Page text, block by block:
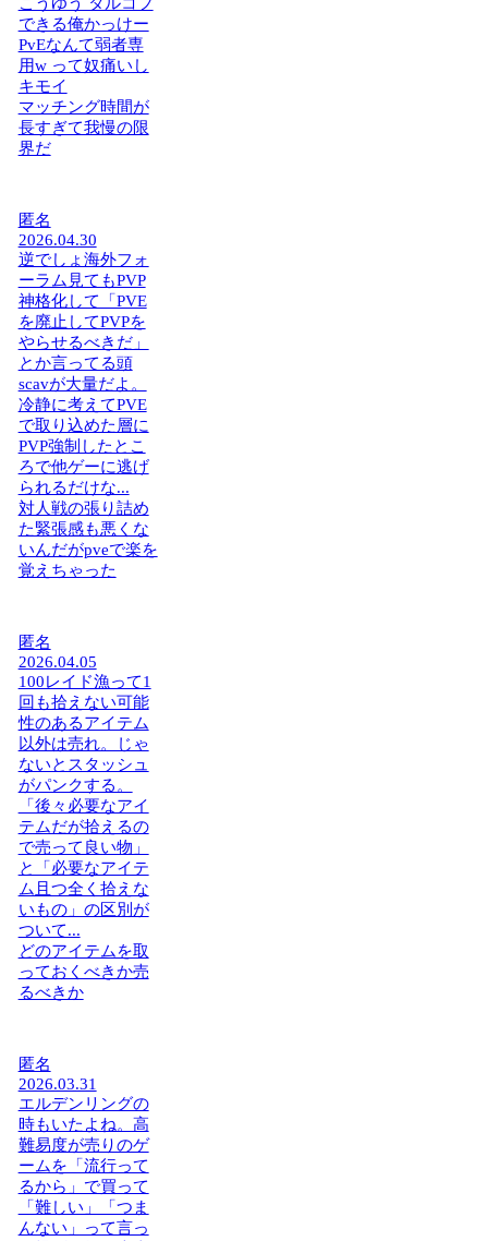
こうゆう タルコフ
できる俺かっけー
PvEなんて弱者専
用w って奴痛いし
キモイ
マッチング時間が
長すぎて我慢の限
界だ
匿名
2026.04.30
逆でしょ海外フォ
ーラム見てもPVP
神格化して「PVE
を廃止してPVPを
やらせるべきだ」
とか言ってる頭
scavが大量だよ。
冷静に考えてPVE
で取り込めた層に
PVP強制したとこ
ろで他ゲーに逃げ
られるだけな...
対人戦の張り詰め
た緊張感も悪くな
いんだがpveで楽を
覚えちゃった
匿名
2026.04.05
100レイド漁って1
回も拾えない可能
性のあるアイテム
以外は売れ。じゃ
ないとスタッシュ
がパンクする。
「後々必要なアイ
テムだが拾えるの
で売って良い物」
と「必要なアイテ
ム且つ全く拾えな
いもの」の区別が
ついて...
どのアイテムを取
っておくべきか売
るべきか
匿名
2026.03.31
エルデンリングの
時もいたよね。高
難易度が売りのゲ
ームを「流行って
るから」で買って
「難しい」「つま
んない」って言っ